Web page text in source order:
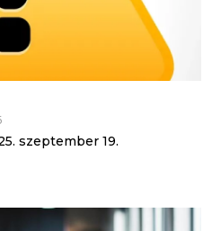
szeptember 19.